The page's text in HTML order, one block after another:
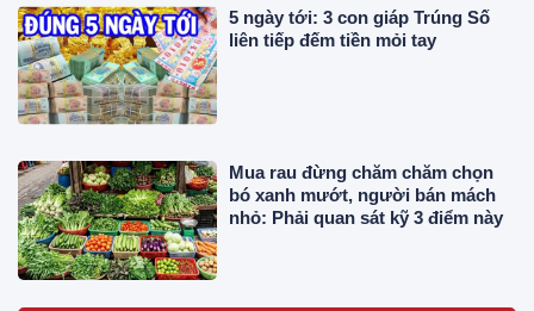
5 ngày tới: 3 con giáp Trúng Số
liên tiếp đếm tiền mỏi tay
Mua rau đừng chăm chăm chọn
bó xanh mướt, người bán mách
nhỏ: Phải quan sát kỹ 3 điểm này